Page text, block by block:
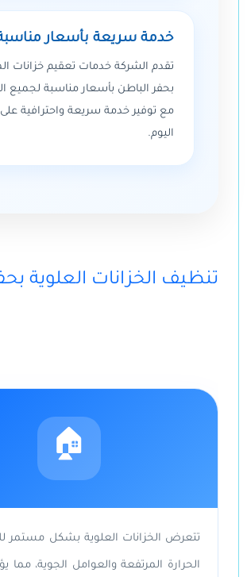
خدمة سريعة بأسعار
تقدم الشركة خدمات تعقيم خزانات
بحفر الباطن بأسعار مناسبة لجميع
مع توفير خدمة سريعة واحترافية على
اليوم.
تنظيف الخزانات العلوية
🏠
تتعرض الخزانات العلوية بشكل مستمر
الحرارة المرتفعة والعوامل الجوية، مما